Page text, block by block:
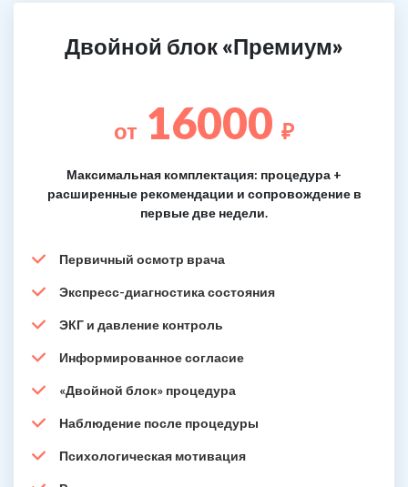
Двойной блок «Премиум»
от 16000 ₽
Максимальная комплектация: процедура +
расширенные рекомендации и сопровождение в
первые две недели.
Первичный осмотр врача
Экспресс-диагностика состояния
ЭКГ и давление контроль
Информированное согласие
«Двойной блок» процедура
Наблюдение после процедуры
Психологическая мотивация